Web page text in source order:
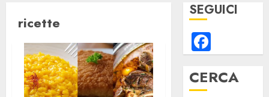
ricette
SEGUICI
CERCA